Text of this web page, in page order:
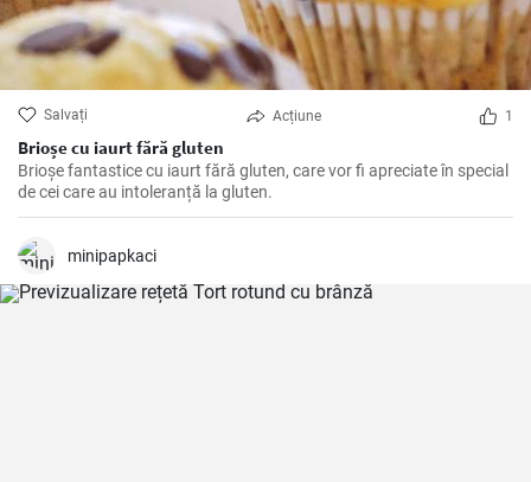
Salvați Acțiune 1
Brioșe cu iaurt fără gluten
Brioșe fantastice cu iaurt fără gluten, care vor fi apreciate în special
de cei care au intoleranță la gluten.
minipapkaci